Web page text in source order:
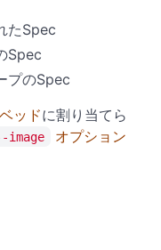
たSpec
Spec
プのSpec
ッドに割り当てら
image
オプション